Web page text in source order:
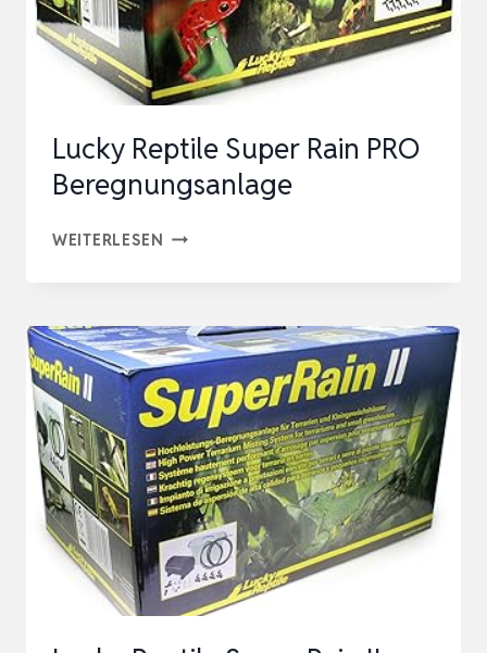
Lucky Reptile Super Rain PRO
Beregnungsanlage
WEITERLESEN LUCKY
RAIN
PRO
BEREGNUNGSANLAGE